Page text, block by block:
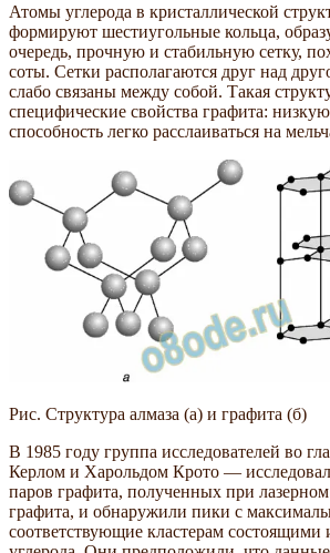
Атомы углерода в кристаллической
формируют шестиугольные кольца,
очередь, прочную и стабильную сетку,
соты. Сетки располагаются друг над
слабо связаны между собой. Такая
специфические свойства графита:
способность легко расслаиваться на
Рис. Структура алмаза (а) и графита (б)
В 1985 году группа исследователей во
Керлом и Харольдом Крото —
паров графита, полученных при
графита, и обнаружили пики с
соответствующие кластерам состоящими